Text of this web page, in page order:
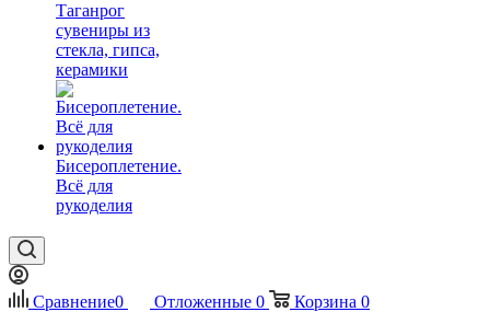
Таганрог
сувениры из
стекла, гипса,
керамики
Бисероплетение.
Всё для
рукоделия
Сравнение0 Отложенные 0 Корзина 0